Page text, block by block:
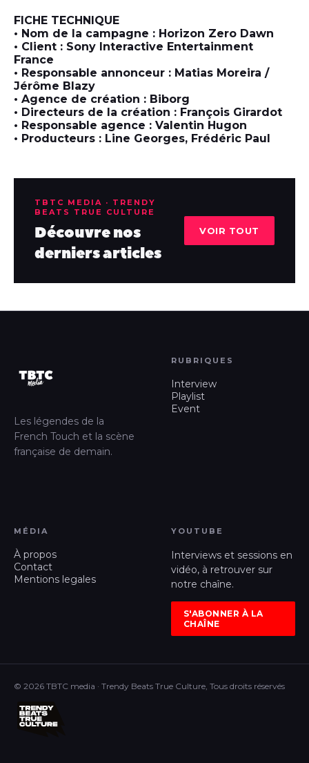
FICHE TECHNIQUE
• Nom de la campagne : Horizon Zero Dawn
• Client : Sony Interactive Entertainment
France
• Responsable annonceur : Matias Moreira /
Jérôme Blazy
• Agence de création : Biborg
• Directeurs de la création : François Girardot
• Responsable agence : Valentin Hugon
• Producteurs : Line Georges, Frédéric Paul
TBTC MEDIA · TRENDY
BEATS TRUE CULTURE
Découvre nos
derniers articles
VOIR TOUT
Les légendes de la
French Touch et la scène
française de demain.
RUBRIQUES
Interview
Playlist
Event
MÉDIA
À propos
Contact
Mentions legales
YOUTUBE
Interviews et sessions en
vidéo, à retrouver sur
notre chaîne.
S'ABONNER À LA
CHAÎNE
© 2026 TBTC media · Trendy Beats True Culture, Tous droits réservés